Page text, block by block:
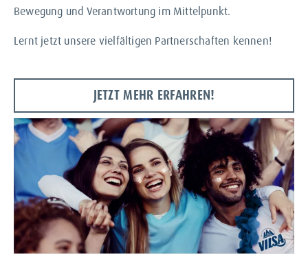
Bewegung und Verantwortung im Mittelpunkt.
Lernt jetzt unsere vielfältigen Partnerschaften kennen!
JETZT MEHR ERFAHREN!